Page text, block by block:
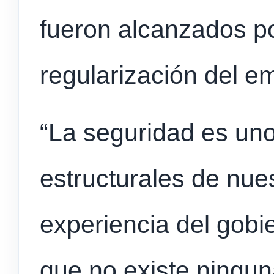
fueron alcanzados
regularización del
“La seguridad es
estructurales de
experiencia del